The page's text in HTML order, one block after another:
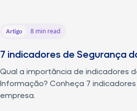
Artigo 8 min read
7 indicadores de Segurança
Qual a importância de indicadores
Informação? Conheça 7
empresa.